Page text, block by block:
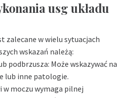
usg układu
zalecane w wielu sytuacjach
wskazań należą:
podbrzusza: Może wskazywać na
lub inne patologie.
w moczu wymaga pilnej